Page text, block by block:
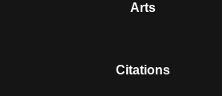
Arts
Citations